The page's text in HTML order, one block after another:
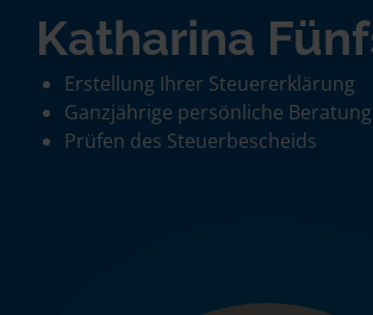
Katharina
Erstellung Ihrer Steuererklärung
Ganzjährige persönliche Beratung
Prüfen des Steuerbescheids